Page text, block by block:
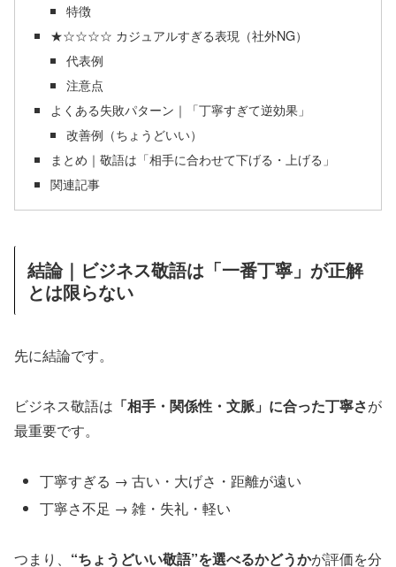
特徴
★☆☆☆☆ カジュアルすぎる表現（社外NG）
代表例
注意点
よくある失敗パターン｜「丁寧すぎて逆効果」
改善例（ちょうどいい）
まとめ｜敬語は「相手に合わせて下げる・上げる」
関連記事
結論｜ビジネス敬語は「一番丁寧」が正解
とは限らない
先に結論です。
ビジネス敬語は 「相手・関係性・文脈」に合った丁寧さが
最重要です。
丁寧すぎる → 古い・大げさ・距離が遠い
丁寧さ不足 → 雑・失礼・軽い
つまり、 “ちょうどいい敬語”を選べるかどうかが評価を分